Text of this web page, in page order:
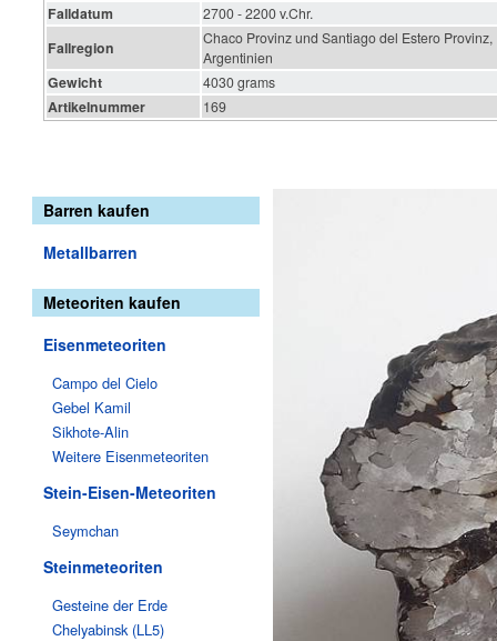
Falldatum 2700 - 2200 v.Chr.
Fallregion
Chaco Provinz und Santiago del Estero Provinz,
Argentinien
Gewicht 4030 grams
Artikelnummer 169
Barren kaufen
Metallbarren
Meteoriten kaufen
Eisenmeteoriten
Campo del Cielo
Gebel Kamil
Sikhote-Alin
Weitere Eisenmeteoriten
Stein-Eisen-Meteoriten
Seymchan
Steinmeteoriten
Gesteine der Erde
Chelyabinsk (LL5)